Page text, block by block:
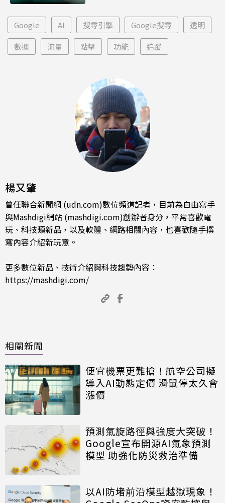
Google AI 搜尋引擎 Google搜尋 透明
數據 流量 點擊 功能 追蹤
楊又肇
曾任聯合新聞網 (udn.com)數位頻道記者，目前為自由寫手
與Mashdigi網站 (mashdigi.com)創辦者身分，平常喜歡電
玩、科技類新品，以及軟體、網路相關內容，也喜歡隨手撰
寫內容介紹新玩意。
更多數位新品、技術介紹與科技趨勢內容：
https://mashdigi.com/
相關新聞
便宜機票更難搶！航空公司擬
導入AI動態定價 滑鼠停太久會
漲價
預測氣旋路徑與強度大突破！
Google宣布開源AI氣象預測
模型 助強化防災救治準備
以AI防堵前沿模型越獄現象！